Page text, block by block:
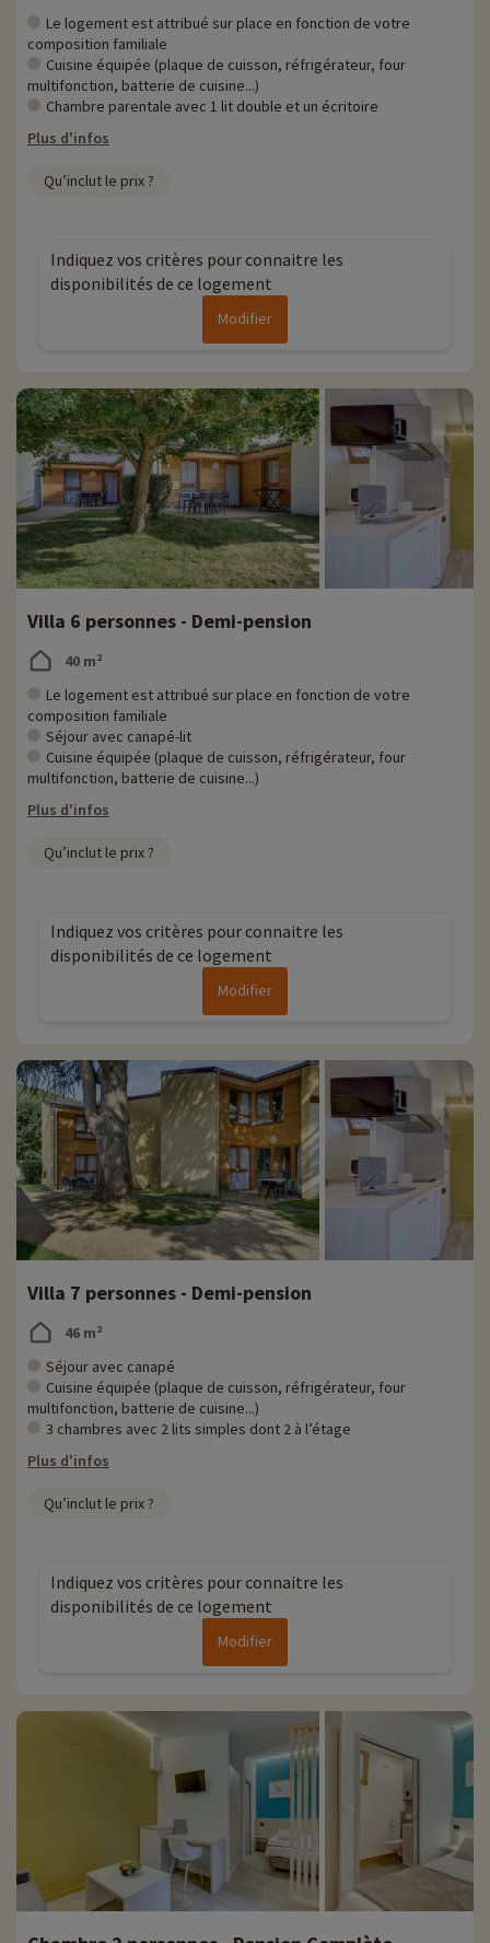
Le logement est attribué sur place en fonction de votre
composition familiale
Cuisine équipée (plaque de cuisson, réfrigérateur, four
multifonction, batterie de cuisine...)
Chambre parentale avec 1 lit double et un écritoire
Plus d'infos
Qu’inclut le prix ?
Indiquez vos critères pour connaitre les
disponibilités de ce logement
Modifier
Villa 6 personnes - Demi-pension
40 m²
Le logement est attribué sur place en fonction de votre
composition familiale
Séjour avec canapé-lit
Cuisine équipée (plaque de cuisson, réfrigérateur, four
multifonction, batterie de cuisine...)
Plus d'infos
Qu’inclut le prix ?
Indiquez vos critères pour connaitre les
disponibilités de ce logement
Modifier
Villa 7 personnes - Demi-pension
46 m²
Séjour avec canapé
Cuisine équipée (plaque de cuisson, réfrigérateur, four
multifonction, batterie de cuisine...)
3 chambres avec 2 lits simples dont 2 à l’étage
Plus d'infos
Qu’inclut le prix ?
Indiquez vos critères pour connaitre les
disponibilités de ce logement
Modifier